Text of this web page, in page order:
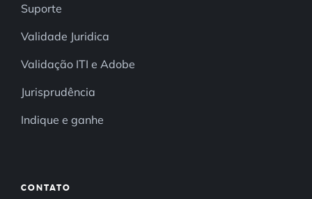
Suporte
Validade Juridica
Validação ITI e Adobe
Jurisprudência
Indique e ganhe
CONTATO